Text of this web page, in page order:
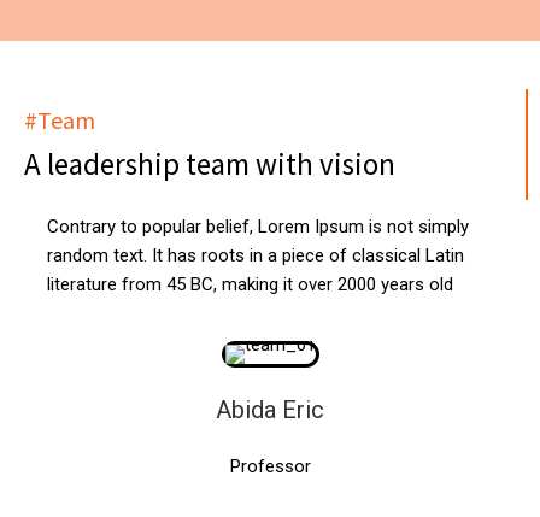
#Team
A leadership team with vision
Contrary to popular belief, Lorem Ipsum is not simply
random text. It has roots in a piece of classical Latin
literature from 45 BC, making it over 2000 years old
Abida Eric
Professor